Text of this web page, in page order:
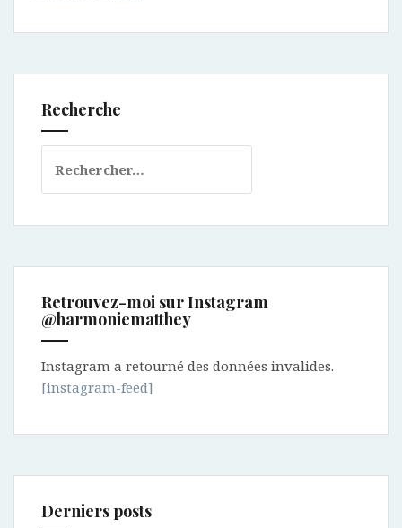
au
d’une
Recherche
Retrouvez-moi sur Instagram
@harmoniematthey
Instagram a retourné des données invalides.
[instagram-feed]
Derniers posts